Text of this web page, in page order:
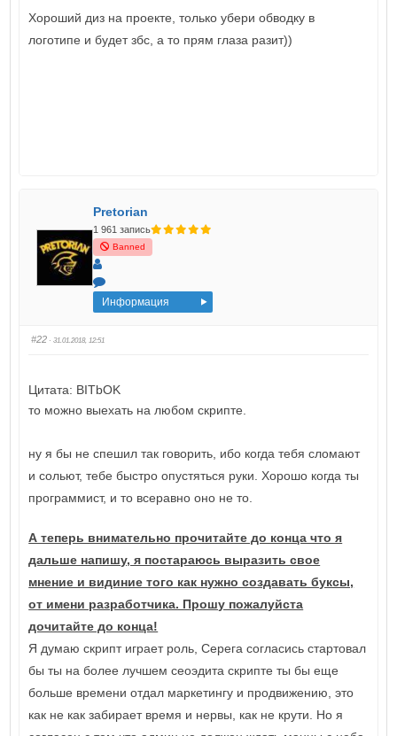
Хороший диз на проекте, только убери обводку в
логотипе и будет збс, а то прям глаза разит))
Pretorian
1 961 запись
Banned
Информация
#22 · 31.01.2018, 12:51
Цитата: BITbOK
то можно выехать на любом скрипте.
ну я бы не спешил так говорить, ибо когда тебя сломают
и сольют, тебе быстро опустяться руки. Хорошо когда ты
программист, и то всеравно оно не то.
А теперь внимательно прочитайте до конца что я
дальше напишу, я постараюсь выразить свое
мнение и видиние того как нужно создавать буксы,
от имени разработчика. Прошу пожалуйста
дочитайте до конца!
Я думаю скрипт играет роль, Серега согласись стартовал
бы ты на более лучшем сеоэдита скрипте ты бы еще
больше времени отдал маркетингу и продвижению, это
как не как забирает время и нервы, как не крути. Но я